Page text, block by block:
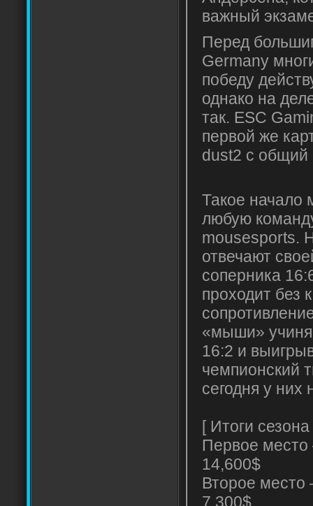
важный
Перед
Germany
победу
однако на
так. ESC
первой же
dust2 с общий
Такое начало
любую
mousesports.
отвечают
соперника
проходит без
«мыши»
16:2 и
чемпионский
сегодня у них
[ Итоги
Первое
14,600$
Второе
7,300$